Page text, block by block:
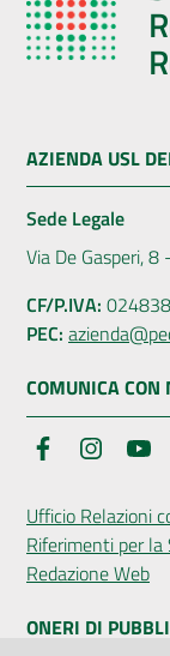
AZIENDA USL
Sede Legale
Via De Gasperi,
CF/P.IVA:
PEC:
COMUNICA CON
Facebook
Ufficio Relazioni
Riferimenti per la
Redazione Web
ONERI DI